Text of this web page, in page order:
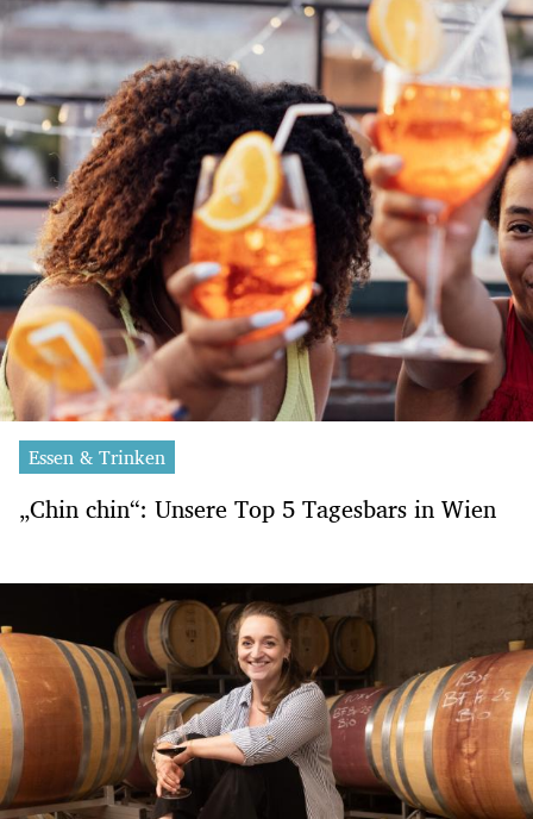
Essen & Trinken
„Chin chin“: Unsere Top 5 Tagesbars in Wien